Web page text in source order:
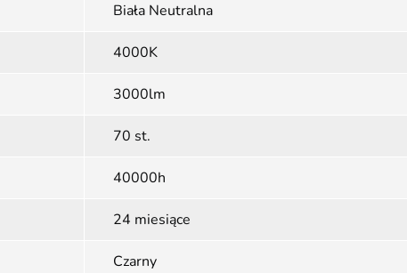
Biała Neutralna
4000K
3000lm
70 st.
40000h
24 miesiące
Czarny